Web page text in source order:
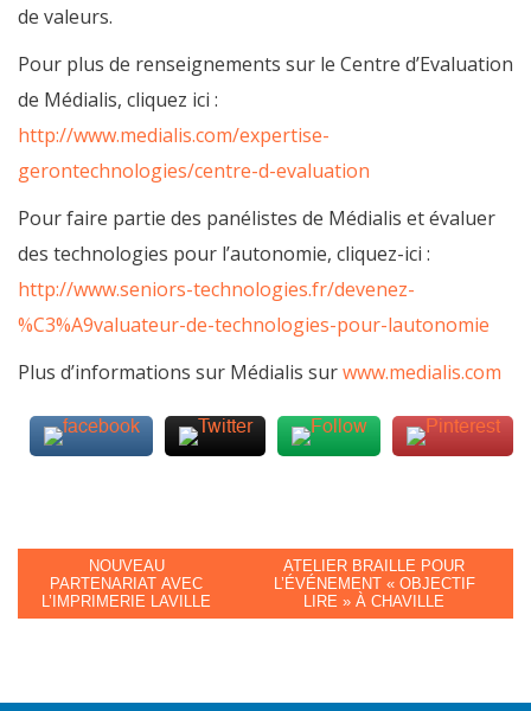
de valeurs.
Pour plus de renseignements sur le Centre d’Evaluation
de Médialis, cliquez ici :
http://www.medialis.com/expertise-
gerontechnologies/centre-d-evaluation
Pour faire partie des panélistes de Médialis et évaluer
des technologies pour l’autonomie, cliquez-ici :
http://www.seniors-technologies.fr/devenez-
%C3%A9valuateur-de-technologies-pour-lautonomie
Plus d’informations sur Médialis surwww.medialis.com
NOUVEAU
PARTENARIAT AVEC
L’IMPRIMERIE LAVILLE
ATELIER BRAILLE POUR
L’ÉVÉNEMENT « OBJECTIF
LIRE » À CHAVILLE